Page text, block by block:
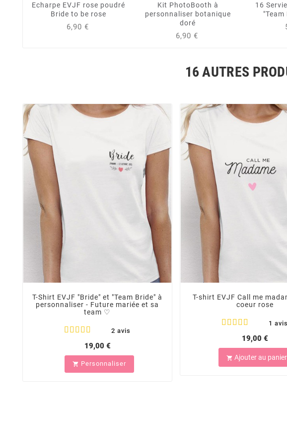
Echarpe EVJF rose poudré
Bride to be rose
6,90 €
Kit PhotoBooth à
personnaliser botanique
doré
6,90 €
16
16 AUTRES
T-Shirt EVJF "Bride" et "Team Bride" à
personnaliser - Future mariée et sa
team ♡
2 avis
19,00 €
 Personnaliser
T-shirt EVJF Call me
coeur rose
1 avis
19,00 €
 Ajouter au panier